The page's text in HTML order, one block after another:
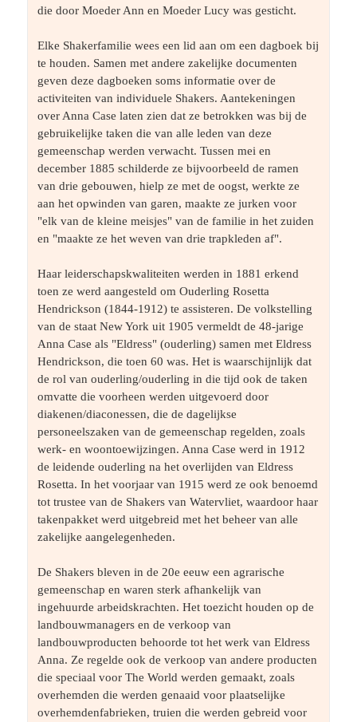
die door Moeder Ann en Moeder Lucy was gesticht.
Elke Shakerfamilie wees een lid aan om een ​​dagboek bij
te houden. Samen met andere zakelijke documenten
geven deze dagboeken soms informatie over de
activiteiten van individuele Shakers. Aantekeningen
over Anna Case laten zien dat ze betrokken was bij de
gebruikelijke taken die van alle leden van deze
gemeenschap werden verwacht. Tussen mei en
december 1885 schilderde ze bijvoorbeeld de ramen
van drie gebouwen, hielp ze met de oogst, werkte ze
aan het opwinden van garen, maakte ze jurken voor
"elk van de kleine meisjes" van de familie in het zuiden
en "maakte ze het weven van drie trapkleden af".
Haar leiderschapskwaliteiten werden in 1881 erkend
toen ze werd aangesteld om Ouderling Rosetta
Hendrickson (1844-1912) te assisteren. De volkstelling
van de staat New York uit 1905 vermeldt de 48-jarige
Anna Case als "Eldress" (ouderling) samen met Eldress
Hendrickson, die toen 60 was. Het is waarschijnlijk dat
de rol van ouderling/ouderling in die tijd ook de taken
omvatte die voorheen werden uitgevoerd door
diakenen/diaconessen, die de dagelijkse
personeelszaken van de gemeenschap regelden, zoals
werk- en woontoewijzingen. Anna Case werd in 1912
de leidende ouderling na het overlijden van Eldress
Rosetta. In het voorjaar van 1915 werd ze ook benoemd
tot trustee van de Shakers van Watervliet, waardoor haar
takenpakket werd uitgebreid met het beheer van alle
zakelijke aangelegenheden.
De Shakers bleven in de 20e eeuw een agrarische
gemeenschap en waren sterk afhankelijk van
ingehuurde arbeidskrachten. Het toezicht houden op de
landbouwmanagers en de verkoop van
landbouwproducten behoorde tot het werk van Eldress
Anna. Ze regelde ook de verkoop van andere producten
die speciaal voor The World werden gemaakt, zoals
overhemden die werden genaaid voor plaatselijke
overhemdenfabrieken, truien die werden gebreid voor